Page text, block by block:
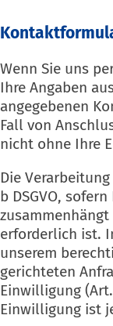
Wenn Sie uns
Ihre Angaben
angegebenen
Fall von
nicht ohne Ihre
Die
b DSGVO,
erforderlich ist.
unserem
gerichteten
Einwilligung
Einwilligung ist